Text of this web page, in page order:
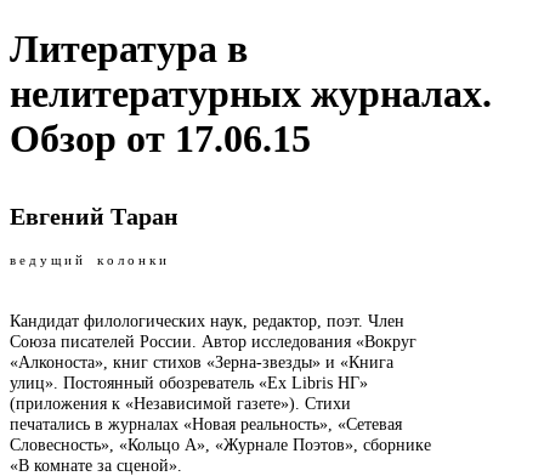
Литература в
нелитературных журналах.
Обзор от 17.06.15
Евгений Таран
в е д у щ и й к о л о н к и
Кандидат филологических наук, редактор, поэт. Член
Союза писателей России. Автор исследования «Вокруг
«Алконоста», книг стихов «Зерна-звезды» и «Книга
улиц». Постоянный обозреватель «Ex Libris НГ»
(приложения к «Независимой газете»). Стихи
печатались в журналах «Новая реальность», «Сетевая
Словесность», «Кольцо А», «Журнале Поэтов», сборнике
«В комнате за сценой».